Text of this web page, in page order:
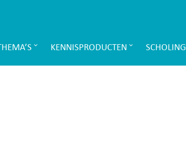
KENNISPRODUCTEN SCHOLING